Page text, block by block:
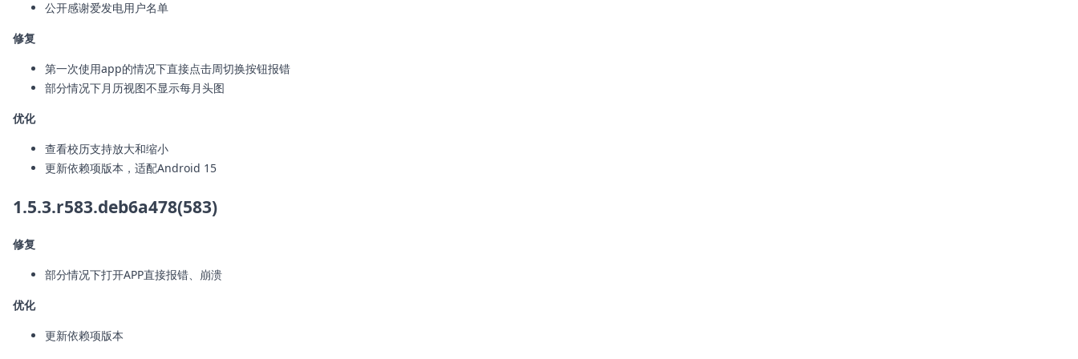
公开感谢爱发电用户名单
修复
第一次使用app的情况下直接点击周切换按钮报错
部分情况下月历视图不显示每月头图
优化
查看校历支持放大和缩小
更新依赖项版本，适配Android 15
1.5.3.r583.deb6a478(583)
修复
部分情况下打开APP直接报错、崩溃
优化
更新依赖项版本